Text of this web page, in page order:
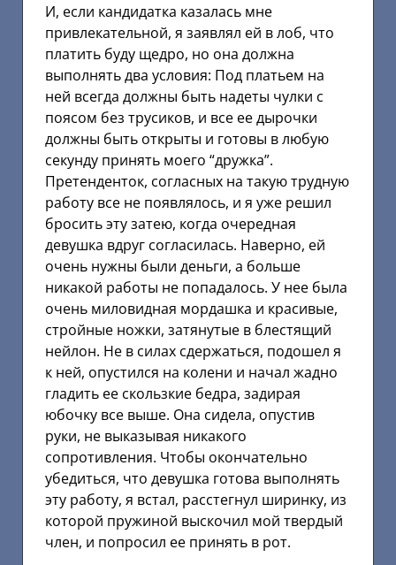
И, если кандидатка казалась мне
привлекательной, я заявлял ей в лоб, что
платить буду щедро, но она должна
выполнять два условия: Под платьем на
ней всегда должны быть надеты чулки с
поясом без трусиков, и все ее дырочки
должны быть открыты и готовы в любую
секунду принять моего “дружка”.
Претенденток, согласных на такую трудную
работу все не появлялось, и я уже решил
бросить эту затею, когда очередная
девушка вдруг согласилась. Наверно, ей
очень нужны были деньги, а больше
никакой работы не попадалось. У нее была
очень миловидная мордашка и красивые,
стройные ножки, затянутые в блестящий
нейлон. Не в силах сдержаться, подошел я
к ней, опустился на колени и начал жадно
гладить ее скользкие бедра, задирая
юбочку все выше. Она сидела, опустив
руки, не выказывая никакого
сопротивления. Чтобы окончательно
убедиться, что девушка готова выполнять
эту работу, я встал, расстегнул ширинку, из
которой пружиной выскочил мой твердый
член, и попросил ее принять в рот.